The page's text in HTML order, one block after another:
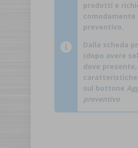
prodotti e
comodamente
preventivo.
Dalla scheda
(dopo avere
dove
sul bottone
preventivo